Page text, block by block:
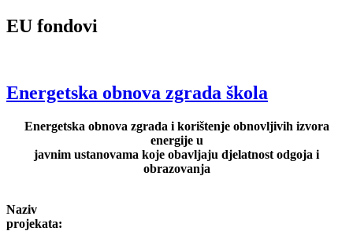
EU fondovi
Energetska obnova zgrada škola
Energetska obnova zgrada i korištenje obnovljivih izvora
energije u
javnim ustanovama koje obavljaju djelatnost odgoja i
obrazovanja
Naziv
projekata: